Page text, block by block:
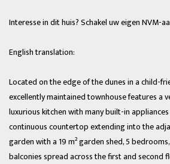
Interesse in dit huis? Schakel uw eigen NVM-
English translation:
Located on the edge of the dunes in a child-
excellently maintained townhouse features a
luxurious kitchen with many built-in
continuous countertop extending into the
garden with a 19 m² garden shed, 5
balconies spread across the first and second